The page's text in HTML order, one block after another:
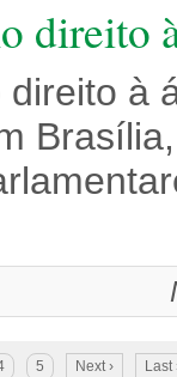
direito
à
5 Next › Last